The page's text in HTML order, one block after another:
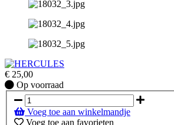
€ 25,00
Op
voorraad
Op voorraad
Voeg toe aan winkelmandje
Voeg toe aan favorieten